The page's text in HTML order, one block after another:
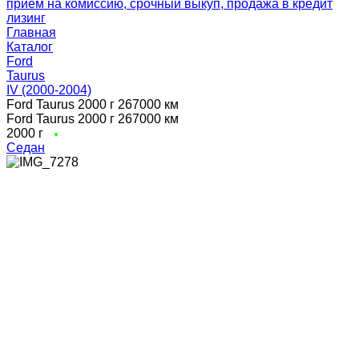
Главная
Каталог
Ford
Taurus
IV (2000-2004)
Ford Taurus 2000 г 267000 км
Ford Taurus 2000 г 267000 км
2000 г
Седан